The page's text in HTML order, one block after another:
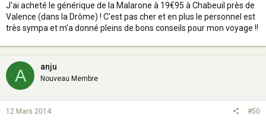
J'ai acheté le générique de la Malarone à 19€95 à Chabeuil près de
Valence (dans la Drôme) ! C'est pas cher et en plus le personnel est
très sympa et m'a donné pleins de bons conseils pour mon voyage !!
A anju
Nouveau Membre
12 Mars 2014 #50